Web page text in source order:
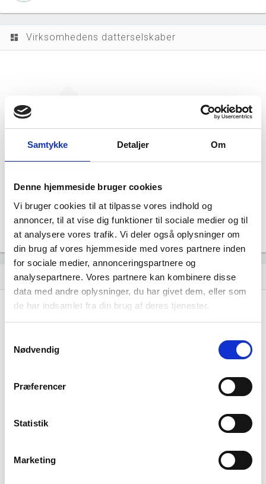
Samtykke Detaljer Om
Denne hjemmeside bruger cookies
Vi bruger cookies til at tilpasse vores indhold og
annoncer, til at vise dig funktioner til sociale medier og til
at analysere vores trafik. Vi deler også oplysninger om
din brug af vores hjemmeside med vores partnere inden
for sociale medier, annonceringspartnere og
analysepartnere. Vores partnere kan kombinere disse
data med andre oplysninger, du har givet dem, eller som
de har indsamlet fra din brug af deres tjenester.
Nødvendig
Præferencer
Statistik
Marketing
dashboard Virksomhedens datterselskaber
ALUCAST J.B. ApS har ingen datterselskaber.
hourglass_empty Historisk udvikling af rollerne
10. marts, 2006
bestyrelsen.
hourglass_full 01. september, 2005
virksomheden.
25. oktober, 2002